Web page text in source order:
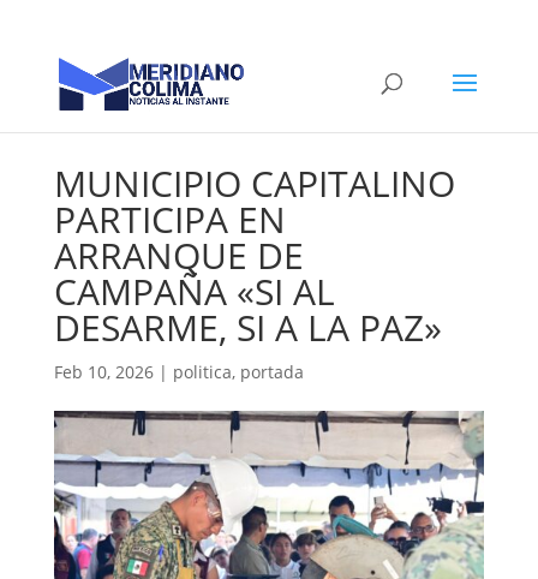
MUNICIPIO CAPITALINO
PARTICIPA EN
ARRANQUE DE
CAMPAÑA «SI AL
DESARME, SI A LA PAZ»
Feb 10, 2026| politica, portada